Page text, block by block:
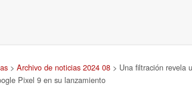
> Archivo de noticias 2024 08> Una filtración revela
Pixel 9 en su lanzamiento